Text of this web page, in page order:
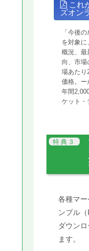
これ
ズオン
「今後
を対象
概況、最
向、市場
場あたり
価格。ー
年間
ケット・
各種マ
ンプル
ダウン
ます。